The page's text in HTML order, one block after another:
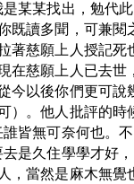
某某找出，勉代
既讀多聞，可兼
著慈願上人授記死
在慈願上人已去
今以後你們更可
）。他人批評的
皆無可奈何也。
是久住學學才好
，當然是麻木無覺